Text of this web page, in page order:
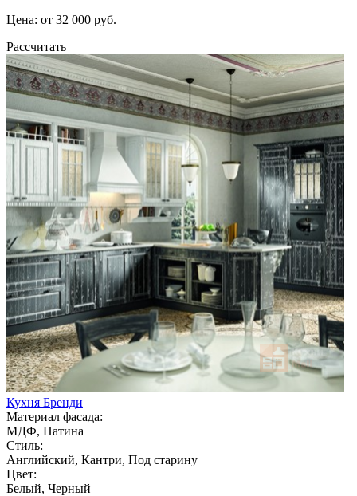
Цена: от 32 000 руб.
Рассчитать
Кухня Бренди
Материал фасада:
МДФ, Патина
Стиль:
Английский, Кантри, Под старину
Цвет:
Белый, Черный